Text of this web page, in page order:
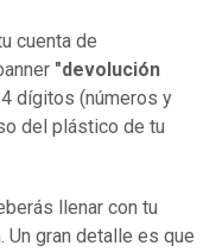
cuenta de
"devolución
dígitos (números y
del plástico de tu
llenar con tu
Un gran detalle es que